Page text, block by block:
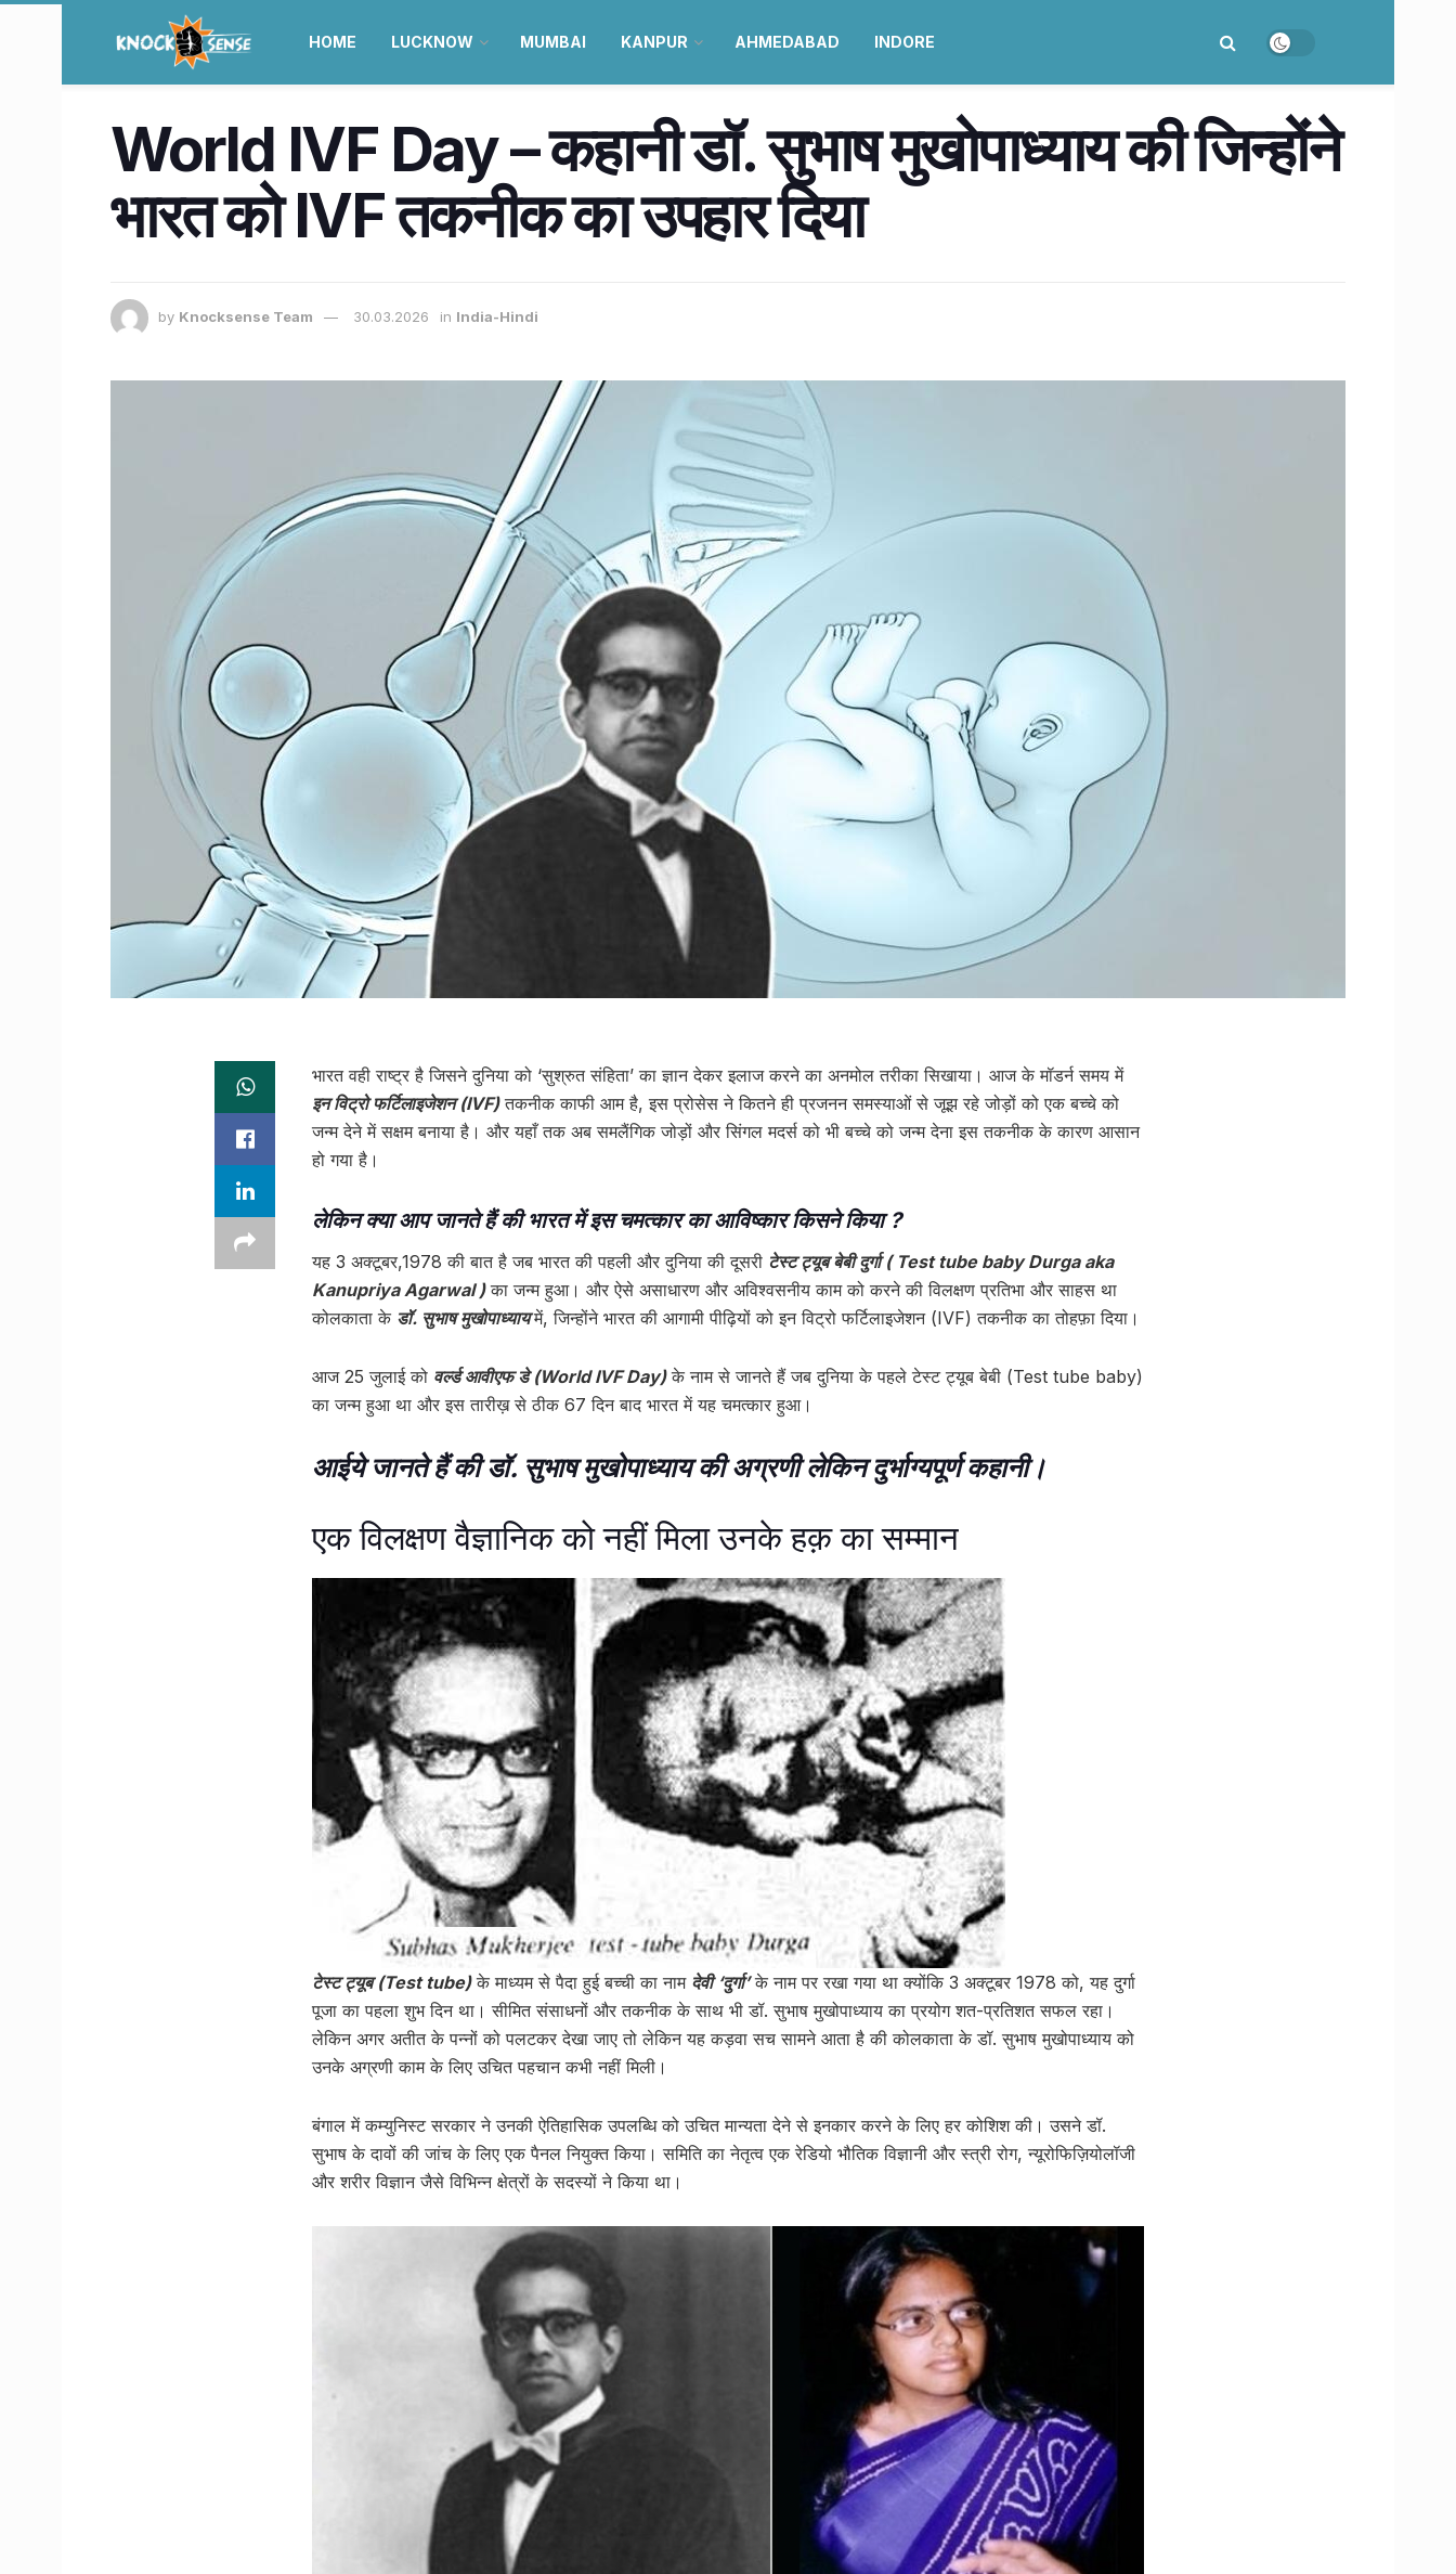
HOME LUCKNOW MUMBAI KANPUR AHMEDABAD INDORE
World IVF Day – कहानी डॉ. सुभाष मुखोपाध्याय की जिन्होंने
भारत को IVF तकनीक का उपहार दिया
by Knocksense Team 30.03.2026 in India-Hindi
भारत वही राष्ट्र है जिसने दुनिया को ‘सुश्रुत संहिता’ का ज्ञान देकर इलाज करने का अनमोल तरीका सिखाया। आज के मॉडर्न समय में
इन विट्रो फर्टिलाइजेशन (IVF)तकनीक काफी आम है, इस प्रोसेस ने कितने ही प्रजनन समस्याओं से जूझ रहे जोड़ों को एक बच्चे को
जन्म देने में सक्षम बनाया है। और यहाँ तक अब समलैंगिक जोड़ों और सिंगल मदर्स को भी बच्चे को जन्म देना इस तकनीक के कारण आसान
हो गया है।
लेकिन क्या आप जानते हैं की भारत में इस चमत्कार का आविष्कार किसने किया ?
यह 3 अक्टूबर,1978 की बात है जब भारत की पहली और दुनिया की दूसरी टेस्ट ट्यूब बेबी दुर्गा ( Test tube baby Durga aka
Kanupriya Agarwal )का जन्म हुआ। और ऐसे असाधारण और अविश्वसनीय काम को करने की विलक्षण प्रतिभा और साहस था
कोलकाता के डॉ. सुभाष मुखोपाध्यायमें, जिन्होंने भारत की आगामी पीढ़ियों को इन विट्रो फर्टिलाइजेशन (IVF) तकनीक का तोहफ़ा दिया।
आज 25 जुलाई को वर्ल्ड आवीएफ डे (World IVF Day)के नाम से जानते हैं जब दुनिया के पहले टेस्ट ट्यूब बेबी (Test tube baby)
का जन्म हुआ था और इस तारीख़ से ठीक 67 दिन बाद भारत में यह चमत्कार हुआ।
आईये जानते हैं की डॉ. सुभाष मुखोपाध्याय की अग्रणी लेकिन दुर्भाग्यपूर्ण कहानी।
एक विलक्षण वैज्ञानिक को नहीं मिला उनके हक़ का सम्मान
टेस्ट ट्यूब (Test tube)के माध्यम से पैदा हुई बच्ची का नाम देवी ‘दुर्गा’के नाम पर रखा गया था क्योंकि 3 अक्टूबर 1978 को, यह दुर्गा
पूजा का पहला शुभ दिन था। सीमित संसाधनों और तकनीक के साथ भी डॉ. सुभाष मुखोपाध्याय का प्रयोग शत-प्रतिशत सफल रहा।
लेकिन अगर अतीत के पन्नों को पलटकर देखा जाए तो लेकिन यह कड़वा सच सामने आता है की कोलकाता के डॉ. सुभाष मुखोपाध्याय को
उनके अग्रणी काम के लिए उचित पहचान कभी नहीं मिली।
बंगाल में कम्युनिस्ट सरकार ने उनकी ऐतिहासिक उपलब्धि को उचित मान्यता देने से इनकार करने के लिए हर कोशिश की। उसने डॉ.
सुभाष के दावों की जांच के लिए एक पैनल नियुक्त किया। समिति का नेतृत्व एक रेडियो भौतिक विज्ञानी और स्त्री रोग, न्यूरोफिज़ियोलॉजी
और शरीर विज्ञान जैसे विभिन्न क्षेत्रों के सदस्यों ने किया था।